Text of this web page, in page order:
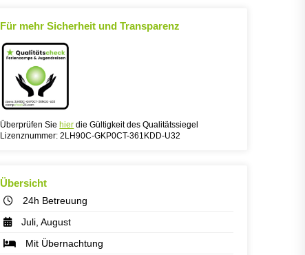
Für mehr Sicherheit und Transparenz
Überprüfen Sie hier die Gültigkeit des Qualitätssiegel
Lizenznummer: 2LH90C-GKP0CT-361KDD-U32
Übersicht
24h Betreuung
Juli, August
Mit Übernachtung